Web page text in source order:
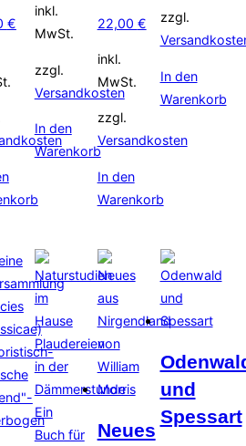
€
inkl.
MwSt.
zzgl.
Versandkosten
In den
Warenkorb
22,00 €
inkl.
MwSt.
zzgl.
Versandkosten
In den
Warenkorb
zzgl.
In den
Warenkorb
Neues
und
Spessart